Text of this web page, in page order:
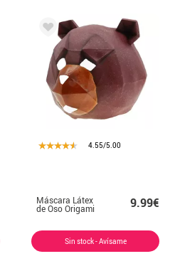
4.55/5.00
Máscara Látex
de Oso Origami 9.99€
Sin stock - Avísame